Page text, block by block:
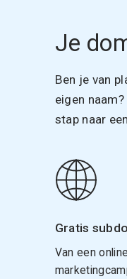
Je
Ben je van
eigen
stap naar
Gratis
Van een